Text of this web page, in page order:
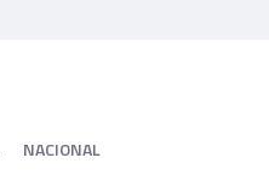
NACIONAL